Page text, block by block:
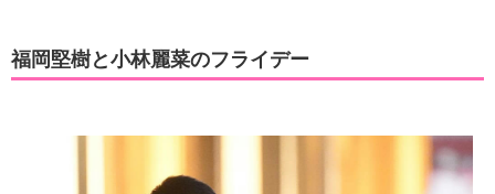
福岡堅樹と小林麗菜のフライデー